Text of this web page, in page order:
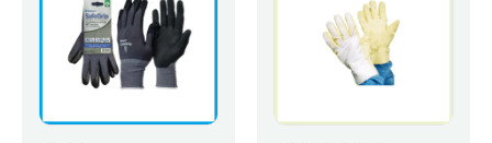
會員專區